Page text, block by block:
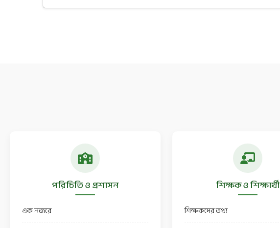
পরিচিতি ও প্রশাসন
এক নজরে
শিক্ষক ও শিক্ষার্থী
শিক্ষকদের তথ্য